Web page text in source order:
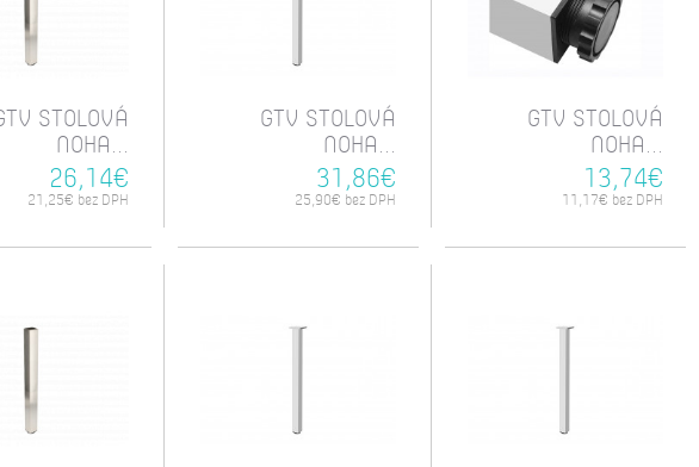
STOLOVÁ
NOHA...
26,14€
21,25€ bez DPH
GTV STOLOVÁ
NOHA...
31,86€
25,90€ bez DPH
GTV STOLOVÁ
NOHA...
13,74€
11,17€ bez DPH